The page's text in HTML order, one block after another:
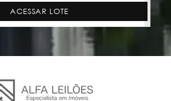
ACESSAR LOTE